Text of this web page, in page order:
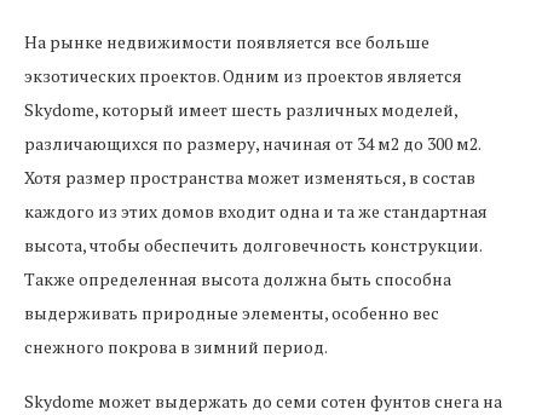
На рынке недвижимости появляется все больше
экзотических проектов. Одним из проектов является
Skydome, который имеет шесть различных моделей,
различающихся по размеру, начиная от 34 м2 до 300 м2.
Хотя размер пространства может изменяться, в состав
каждого из этих домов входит одна и та же стандартная
высота, чтобы обеспечить долговечность конструкции.
Также определенная высота должна быть способна
выдерживать природные элементы, особенно вес
снежного покрова в зимний период.
Skydome может выдержать до семи сотен фунтов снега на